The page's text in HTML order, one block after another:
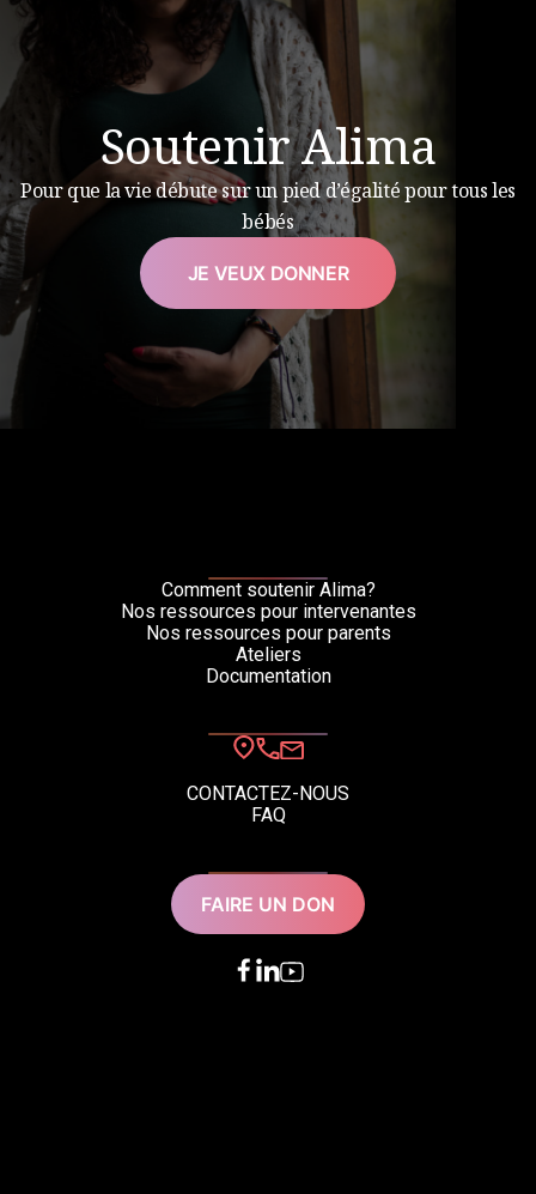
Soutenir Alima
Pour que la vie débute sur un pied d’égalité pour tous les
bébés
JE VEUX DONNER
Comment soutenir Alima?
Nos ressources pour intervenantes
Nos ressources pour parents
Ateliers
Documentation
CONTACTEZ-NOUS
FAQ
FAIRE UN DON